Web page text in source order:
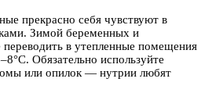
прекрасно себя чувствуют в
Зимой беременных и
в утепленные помещения
Обязательно используйте
или опилок — нутрии любят